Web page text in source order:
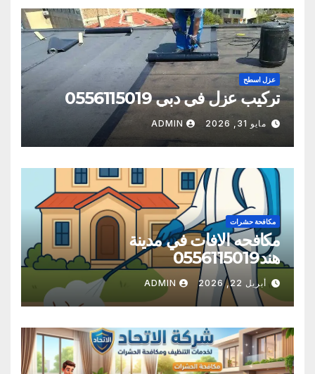
عزل اسطح
تركيب عزل في دبي 0556115019
مايو 31, 2026 ADMIN
مكافحة حشرات
مكافحه الافات في مدينة
هند0556115019
أبريل 22, 2026 ADMIN